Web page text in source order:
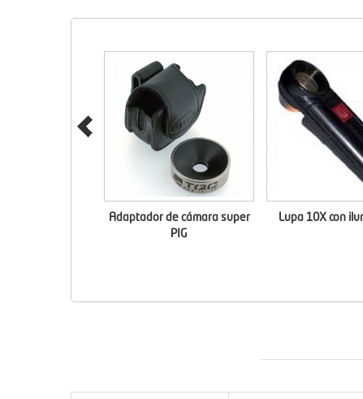
Adaptador de cámara super
PIG
Lupa 10X con